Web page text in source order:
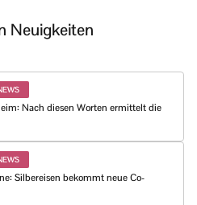
Neuigkeiten
Nach diesen Worten ermittelt die
Silbereisen bekommt neue Co-